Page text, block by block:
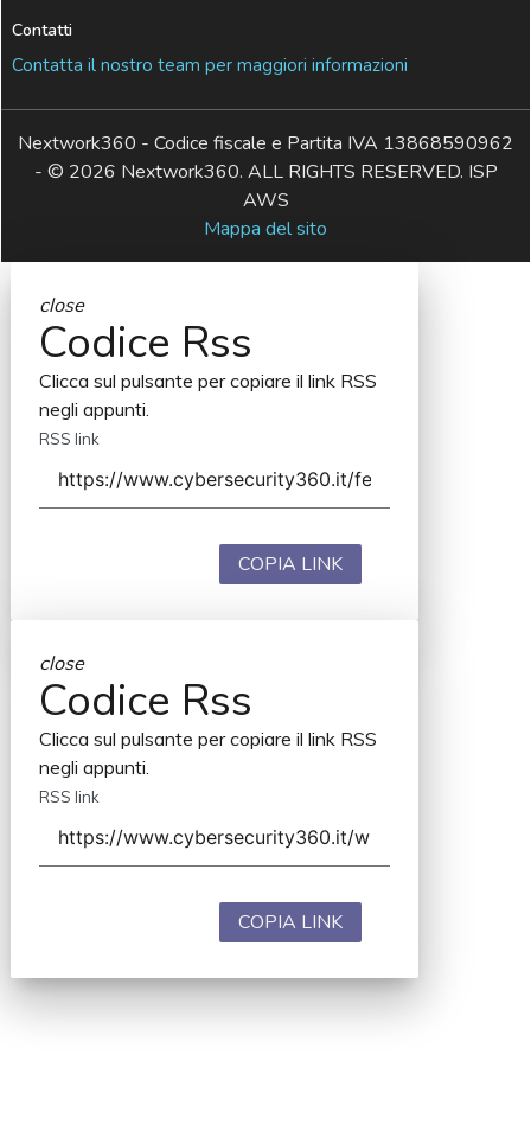
Contatti
Contatta il nostro team per maggiori informazioni
Nextwork360 - Codice fiscale e Partita IVA 13868590962
- © 2026 Nextwork360. ALL RIGHTS RESERVED. ISP
AWS
Mappa del sito
close
Codice Rss
Clicca sul pulsante per copiare il link RSS
negli appunti.
RSS link
COPIA LINK
close
Codice Rss
Clicca sul pulsante per copiare il link RSS
negli appunti.
RSS link
COPIA LINK